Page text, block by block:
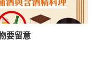
要留意